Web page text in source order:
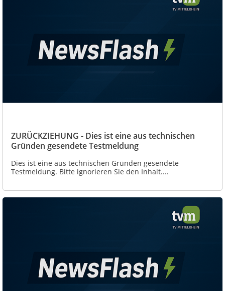
ZURÜCKZIEHUNG - Dies ist eine aus technischen
Gründen gesendete Testmeldung
Dies ist eine aus technischen Gründen gesendete
Testmeldung. Bitte ignorieren Sie den Inhalt....